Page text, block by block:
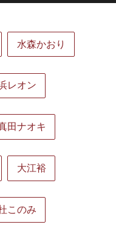
水森かおり
レオン
田ナオキ
大江裕
このみ